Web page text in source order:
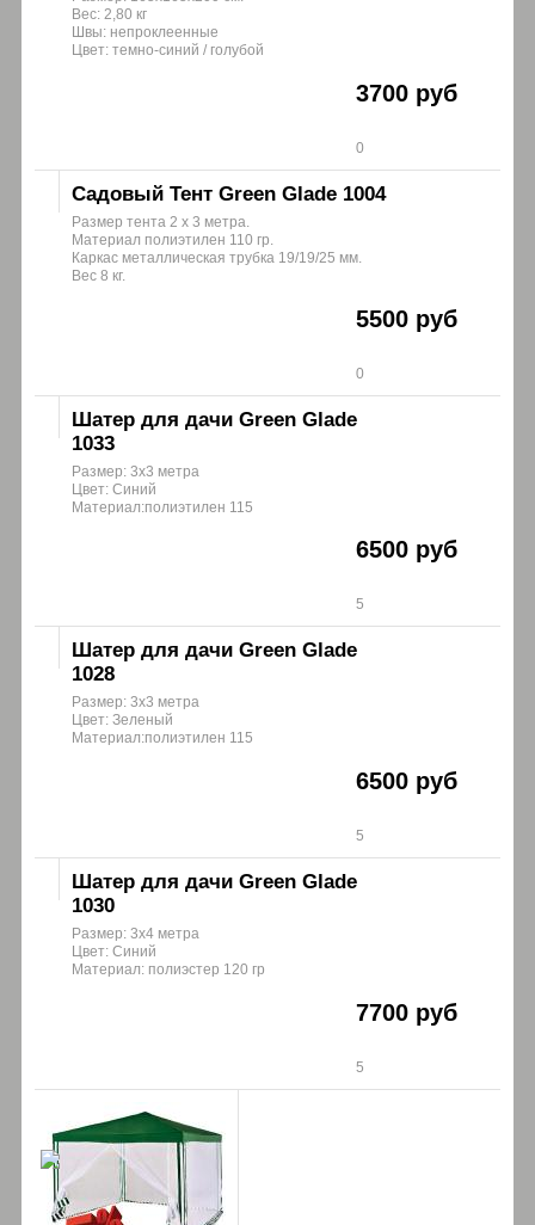
Вес: 2,80 кг
Швы: непроклеенные
Цвет: темно-синий / голубой
3700 руб
0
Садовый Тент Green Glade 1004
Размер тента 2 х 3 метра.
Материал полиэтилен 110 гр.
Каркас металлическая трубка 19/19/25 мм.
Вес 8 кг.
5500 руб
0
Шатер для дачи Green Glade
1033
Размер: 3х3 метра
Цвет: Синий
Материал:полиэтилен 115
6500 руб
5
Шатер для дачи Green Glade
1028
Размер: 3х3 метра
Цвет: Зеленый
Материал:полиэтилен 115
6500 руб
5
Шатер для дачи Green Glade
1030
Размер: 3х4 метра
Цвет: Синий
Материал: полиэстер 120 гр
7700 руб
5